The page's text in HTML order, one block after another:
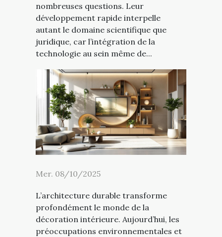
nombreuses questions. Leur
développement rapide interpelle
autant le domaine scientifique que
juridique, car l’intégration de la
technologie au sein même de...
Mer. 08/10/2025
L’architecture durable transforme
profondément le monde de la
décoration intérieure. Aujourd’hui, les
préoccupations environnementales et